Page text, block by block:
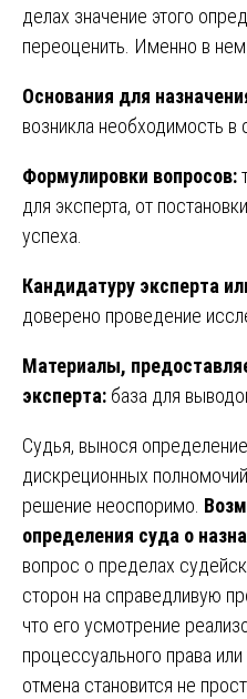
делах значение этого
переоценить. Именно в
Основания для
возникла необходимость в
Формулировки вопросов:
для эксперта, от
успеха.
Кандидатуру эксперта
доверено проведение
Материалы,
эксперта: база для
Судья, вынося
дискреционных
решение неоспоримо.
определения суда о
вопрос о пределах
сторон на справедливую
что его усмотрение
процессуального права
отмена становится не